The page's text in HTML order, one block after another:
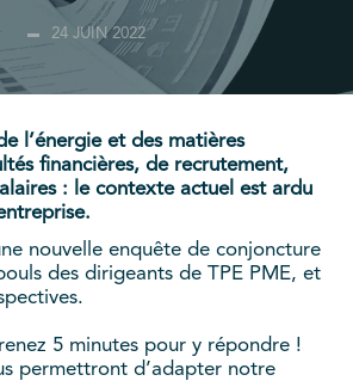
24 JUIN 2022
l’énergie et des matières
financières, de recrutement,
: le contexte actuel est ardu
nouvelle enquête de conjoncture
des dirigeants de TPE PME, et
5 minutes pour y répondre !
permettront d’adapter notre